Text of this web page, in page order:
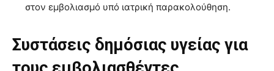
στον εμβολιασμό υπό ιατρική παρακολούθηση.
Συστάσεις δημόσιας υγείας για